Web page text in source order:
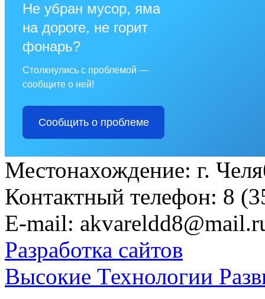
Не убран мусор, яма
на дороге, не горит
фонарь?
Столкнулись с проблемой —
сообщите о ней!
Сообщить о проблеме
Местонахождение: г.
Контактный телефон: 8
E-mail:
Разработка сайтов
Высокие Технологии